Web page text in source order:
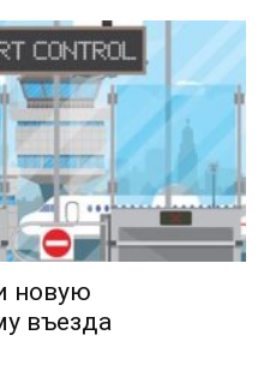
новую
въезда